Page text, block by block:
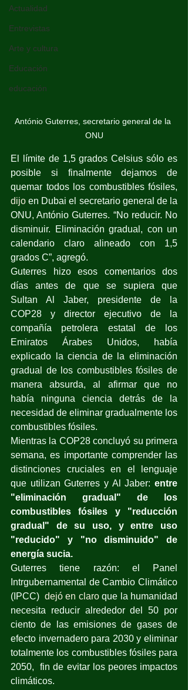
Actualidad
Entrevistas
Arte y cultura
Educación
educación
António Guterres, secretario general de la
ONU
El límite de 1,5 grados Celsius sólo es
posible si finalmente dejamos de
dijo en Dubai el secretario general de la
ONU, António Guterres. “No reducir. No
disminuir. Eliminación gradual, con un
calendario claro alineado con 1,5
grados C”, agregó.
Guterres hizo esos comentarios dos
días antes de que se supiera que
Sultan Al Jaber, presidente de la
COP28 y director ejecutivo de la
compañía petrolera estatal de los
Emiratos Árabes Unidos, había
explicado la ciencia de la eliminación
gradual de los combustibles fósiles de
manera absurda, al afirmar que no
había ninguna ciencia detrás de la
necesidad de eliminar gradualmente los
combustibles fósiles.
Mientras la COP28 concluyó su primera
semana, es importante comprender las
distinciones cruciales en el lenguaje
que utilizan Guterres y Al Jaber: entre
"eliminación gradual" de los
combustibles fósiles y "reducción
gradual" de su uso, y entre uso
"reducido" y "no disminuido" de
energía sucia.
Guterres tiene razón: el Panel
Intrgubernamental de Cambio Climático
(IPCC) dejó en claro que la humanidad
necesita reducir alrededor del 50 por
ciento de las emisiones de gases de
efecto invernadero para 2030 y eliminar
totalmente los combustibles fósiles para
2050,  fin de evitar los peores impactos
climáticos.